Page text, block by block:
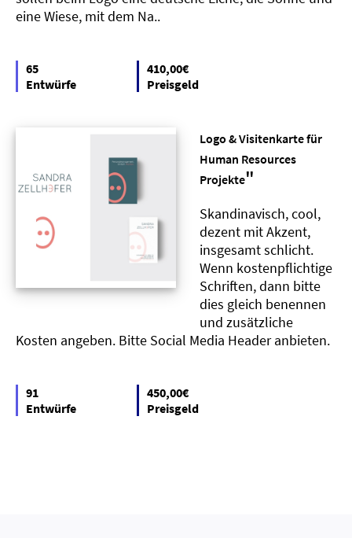
eine Wiese, mit dem Na..
65
Entwürfe
410,00€
Preisgeld
Logo & Visitenkarte für
Human Resources
Projekte"
Skandinavisch, cool,
dezent mit Akzent,
insgesamt schlicht.
Wenn kostenpflichtige
Schriften, dann bitte
dies gleich benennen
und zusätzliche
Kosten angeben. Bitte Social Media Header anbieten.
91
Entwürfe
450,00€
Preisgeld